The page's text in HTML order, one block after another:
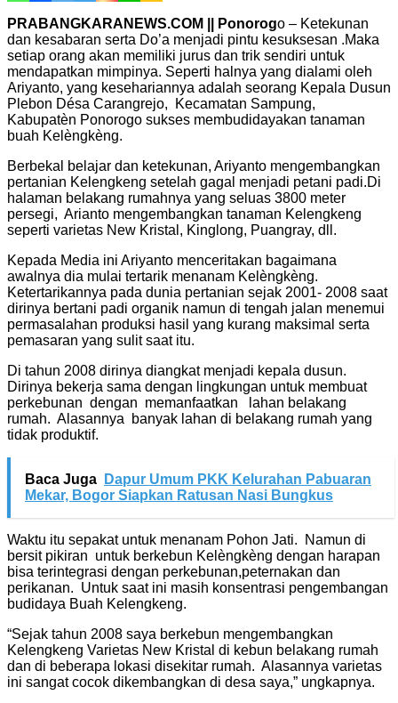
PRABANGKARANEWS.COM || Ponorogo – Ketekunan
dan kesabaran serta Do’a menjadi pintu kesuksesan .Maka
setiap orang akan memiliki jurus dan trik sendiri untuk
mendapatkan mimpinya. Seperti halnya yang dialami oleh
Ariyanto, yang kesehariannya adalah seorang Kepala Dusun
Plebon Désa Carangrejo, Kecamatan Sampung,
Kabupatèn Ponorogo sukses membudidayakan tanaman
buah Kelèngkèng.
Berbekal belajar dan ketekunan, Ariyanto mengembangkan
pertanian Kelengkeng setelah gagal menjadi petani padi.Di
halaman belakang rumahnya yang seluas 3800 meter
persegi, Arianto mengembangkan tanaman Kelengkeng
seperti varietas New Kristal, Kinglong, Puangray, dll.
Kepada Media ini Ariyanto menceritakan bagaimana
awalnya dia mulai tertarik menanam Kelèngkèng.
Ketertarikannya pada dunia pertanian sejak 2001- 2008 saat
dirinya bertani padi organik namun di tengah jalan menemui
permasalahan produksi hasil yang kurang maksimal serta
pemasaran yang sulit saat itu.
Di tahun 2008 dirinya diangkat menjadi kepala dusun.
Dirinya bekerja sama dengan lingkungan untuk membuat
perkebunan dengan memanfaatkan lahan belakang
rumah. Alasannya banyak lahan di belakang rumah yang
tidak produktif.
Baca Juga
Dapur Umum PKK Kelurahan Pabuaran
Mekar, Bogor Siapkan Ratusan Nasi Bungkus
Waktu itu sepakat untuk menanam Pohon Jati. Namun di
bersit pikiran untuk berkebun Kelèngkèng dengan harapan
bisa terintegrasi dengan perkebunan,peternakan dan
perikanan. Untuk saat ini masih konsentrasi pengembangan
budidaya Buah Kelengkeng.
“Sejak tahun 2008 saya berkebun mengembangkan
Kelengkeng Varietas New Kristal di kebun belakang rumah
dan di beberapa lokasi disekitar rumah. Alasannya varietas
ini sangat cocok dikembangkan di desa saya,” ungkapnya.